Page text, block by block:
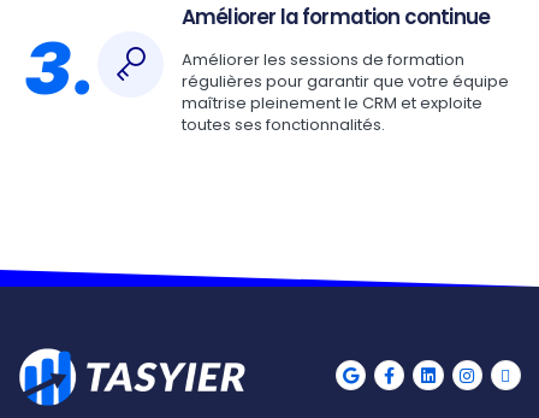
3.
Améliorer la formation continue
Améliorer les sessions de formation
régulières pour garantir que votre équipe
maîtrise pleinement le CRM et exploite
toutes ses fonctionnalités.